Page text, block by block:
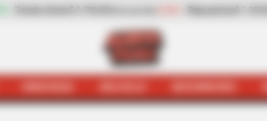
Buscan a los dos “tóxicos” señalados de asesinar